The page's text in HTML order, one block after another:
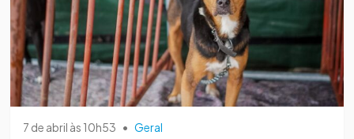
7 de abril às 10h53 • Geral